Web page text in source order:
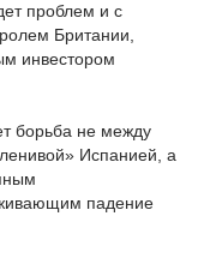
проблем и с
Британии,
инвестором
борьба не между
Испанией, а
падение